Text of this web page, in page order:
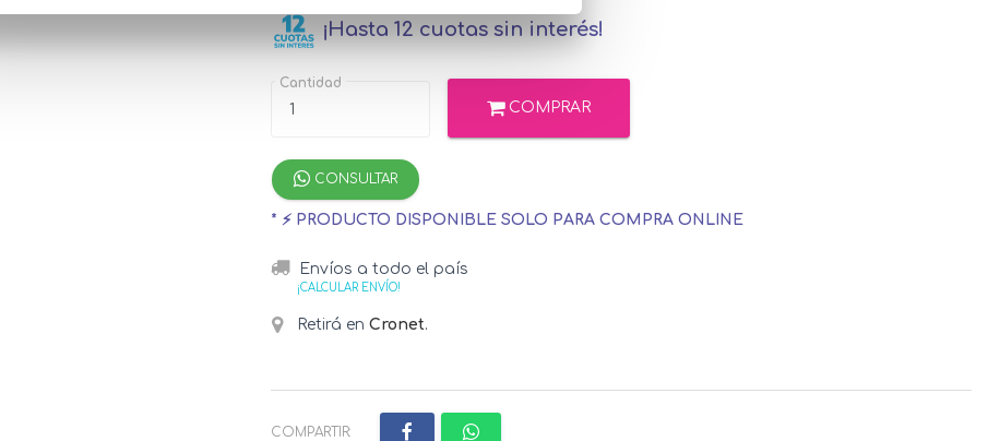
¡Hasta 12 cuotas sin interés!
Cantidad
COMPRAR
CONSULTAR
* ⚡ PRODUCTO DISPONIBLE SOLO PARA COMPRA ONLINE
Envíos a todo el país
¡CALCULAR ENVÍO!
Retirá en Cronet.
COMPARTIR: